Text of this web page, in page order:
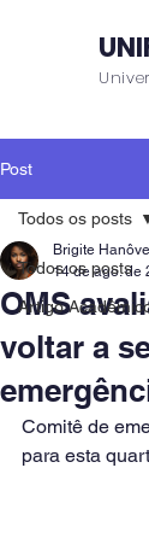
Post
Todos os posts
Artigo
Todos os posts
OMS
voltar a
Brigite
14 de ago. de
Comitê de
para esta